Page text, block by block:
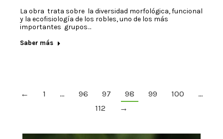
La obra trata sobre la diversidad morfológica, funcional
y la ecofisiología de los robles, uno de los más
importantes grupos…
Saber más
← 1 … 96 97 98 99 100
…
112
→